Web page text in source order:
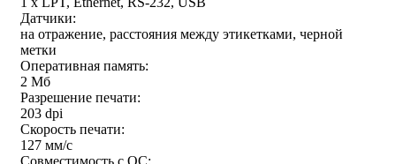
Датчики:
на отражение, расстояния между этикетками, черной
метки
Оперативная память:
2 Мб
Разрешение печати:
203 dpi
Скорость печати:
127 мм/с